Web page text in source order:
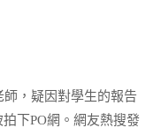
，疑因對學生的報告
下PO網。網友熱搜發